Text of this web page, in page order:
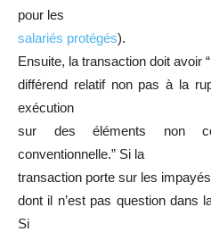
pour les
salariés protégés).
Ensuite, la transaction doit avoir
différend relatif non pas à la
exécution
sur des éléments non
conventionnelle.” Si la
transaction porte sur les impayés
dont il n’est pas question dans
Si